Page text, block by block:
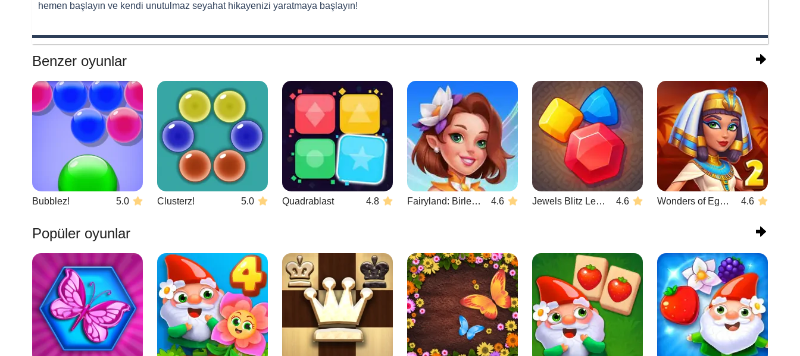
hemen başlayın ve kendi unutulmaz seyahat hikayenizi yaratmaya başlayın!
Benzer oyunlar
Bubblez! 5.0 Clusterz! 5.0 Quadrablast 4.8 Fairyland: Birleştirme ve Büyü 4.6 Jewels Blitz Legends 4.6 Wonders of Egypt Match 2 4.6
Popüler oyunlar